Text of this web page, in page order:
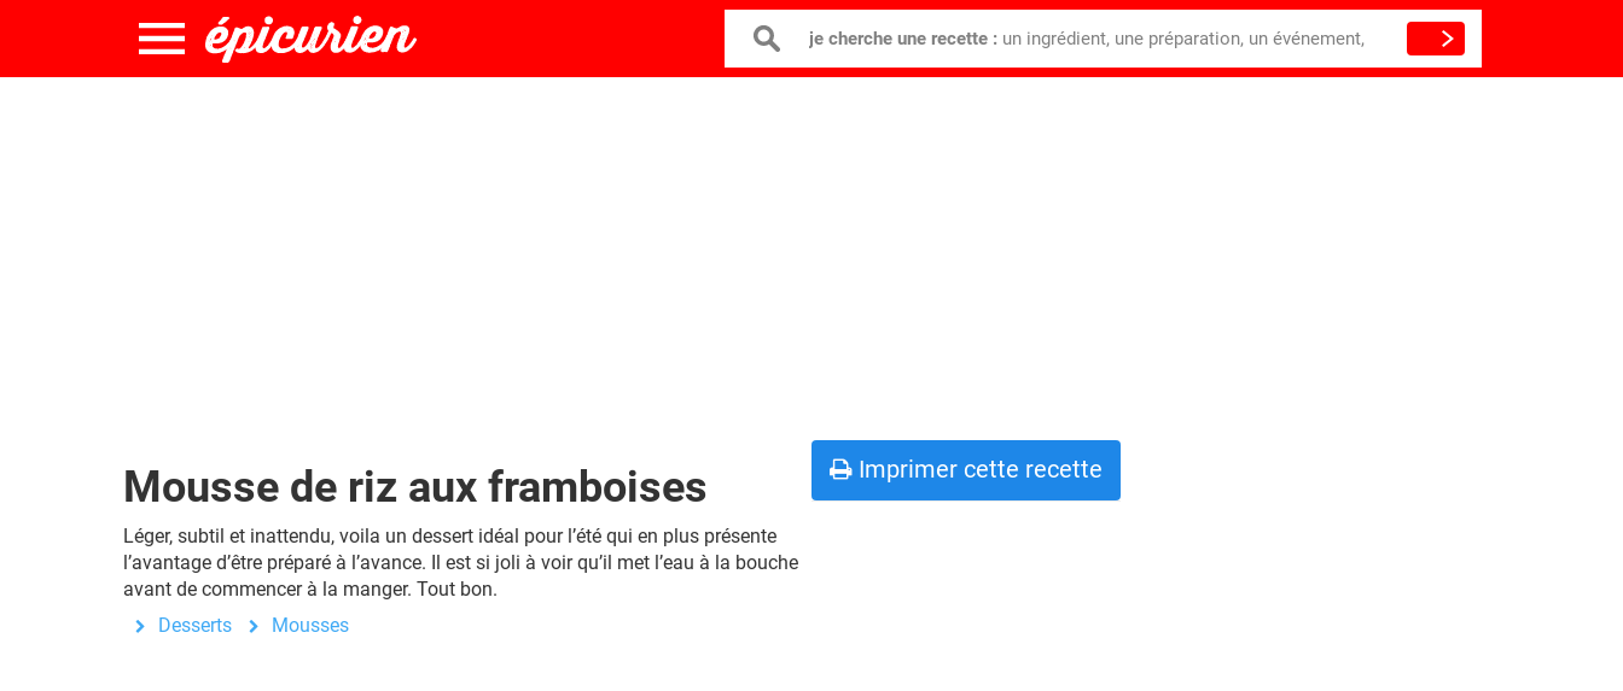
je cherche une recette : un ingrédient, une préparation, un événement,
Mousse de riz aux framboises
Léger, subtil et inattendu, voila un dessert idéal pour l’été qui en plus présente
l’avantage d’être préparé à l’avance. Il est si joli à voir qu’il met l’eau à la bouche
avant de commencer à la manger. Tout bon.
Desserts
Mousses
Imprimer cette recette